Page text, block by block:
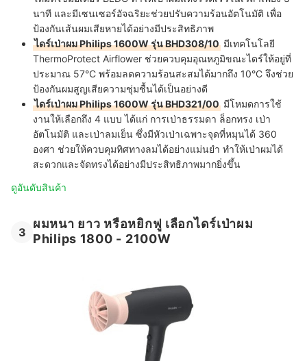
นาที และมีเซนเซอร์อัจฉริยะช่วยปรับความร้อนอัตโนมัติ เพื่อ
ป้องกันเส้นผมเสียหายได้อย่างมีประสิทธิภาพ
ไดร์เป่าผม Philips 1600W รุ่น BHD308/10 มีเทคโนโลยี
ThermoProtect Airflower ช่วยควบคุมอุณหภูมิขณะไดร์ให้อยู่ที่
ประมาณ 57°C พร้อมลดความร้อนสะสมได้มากถึง 10°C จึงช่วย
ป้องกันผมสูญเสียความชุ่มชื้นได้เป็นอย่างดี
ไดร์เป่าผม Philips 1600W รุ่น BHD321/00 มีโหมดการใช้
งานให้เลือกถึง 4 แบบ ได้แก่ การเป่าธรรมดา ล็อกทรง เป่า
อัตโนมัติ และเป่าลมเย็น ซึ่งมีหัวเป่าเฉพาะจุดที่หมุนได้ 360
องศา ช่วยให้ควบคุมทิศทางลมได้อย่างแม่นยำ ทำให้เป่าผมได้
สะดวกและจัดทรงได้อย่างมีประสิทธิภาพมากยิ่งขึ้น
ดูอันดับสินค้า
3
ผมหนา ยาว หรือหยิกฟู เลือกไดร์เป่าผม
Philips 1800 - 2100W